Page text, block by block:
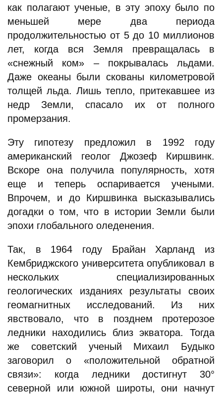
как полагают ученые, в эту эпоху было по
меньшей мере два периода
продолжительностью от 5 до 10 миллионов
лет, когда вся Земля превращалась в
«снежный ком» – покрывалась льдами.
Даже океаны были скованы километровой
толщей льда. Лишь тепло, притекавшее из
недр Земли, спасало их от полного
промерзания.
Эту гипотезу предложил в 1992 году
американский геолог Джозеф Киршвинк.
Вскоре она получила популярность, хотя
еще и теперь оспаривается учеными.
Впрочем, и до Киршвинка высказывались
догадки о том, что в истории Земли были
эпохи глобального оледенения.
Так, в 1964 году Брайан Харланд из
Кембриджского университета опубликовал в
нескольких специализированных
геологических изданиях результаты своих
геомагнитных исследований. Из них
явствовало, что в позднем протерозое
ледники находились близ экватора. Тогда
же советский ученый Михаил Будыко
заговорил о «положительной обратной
связи»: когда ледники достигнут 30°
северной или южной широты, они начнут